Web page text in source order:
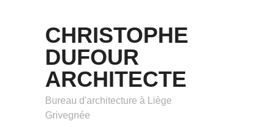
CHRISTOPHE
DUFOUR
ARCHITECTE
Bureau d'architecture à Liège
Grivegnée